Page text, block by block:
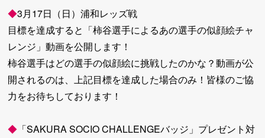
◆3月17日（日）浦和レッズ戦
目標を達成すると「柿谷選手によるあの選手の似顔絵チャ
レンジ」動画を公開します！
柿谷選手はどの選手の似顔絵に挑戦したのかな？動画が公
開されるのは、上記目標を達成した場合のみ！皆様のご協
力をお待ちしております！
◆ 「SAKURA SOCIO CHALLENGEバッジ」プレゼント対